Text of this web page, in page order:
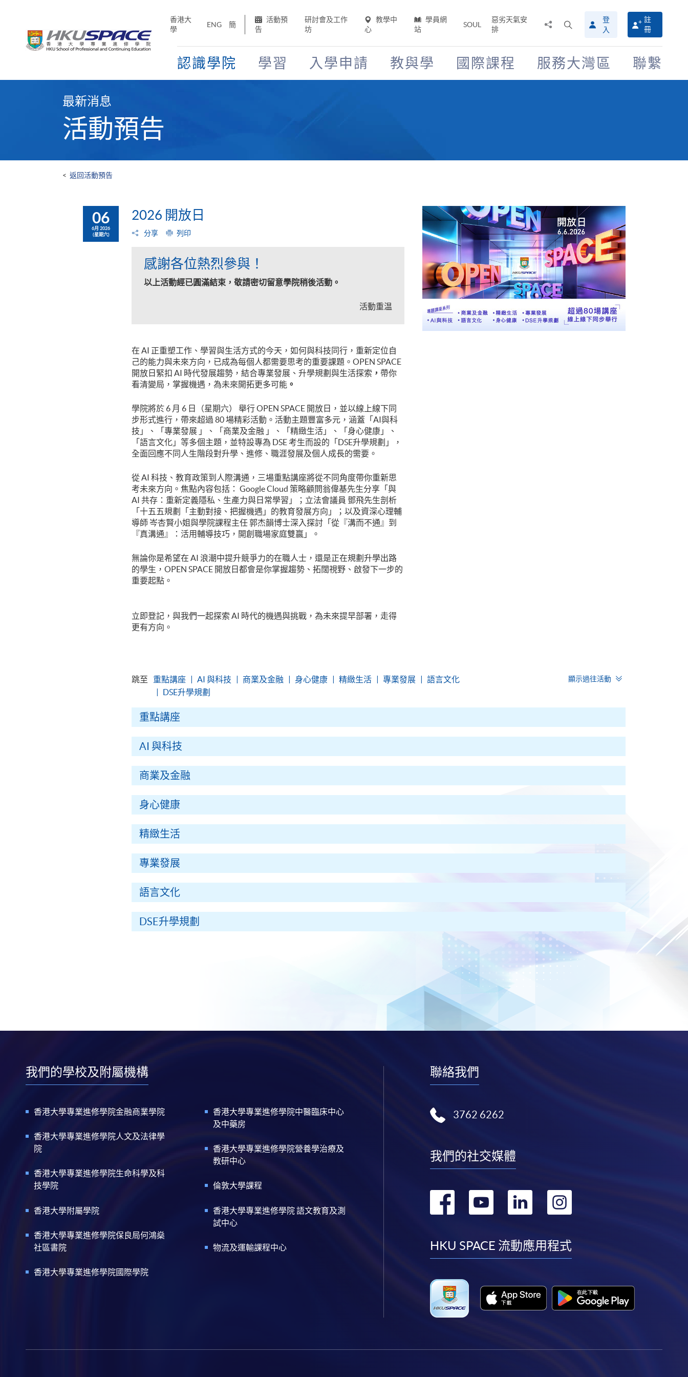
香港大
學
ENG 簡
活動預
告
研討會及工作
坊
教學中
心
學員網
站
SOUL
惡劣天氣安
排
搜
尋
介
面
登
入
註
冊
認識學院 學習 入學申請 教與學 國際課程 服務大灣區 聯繫
最新消息
活動預告
< 返回活動預告
06
6月 2026
(星期六)
2026 開放日
分享 列印
感謝各位熱烈參與！
以上活動經已圓滿結束，敬請密切留意學院稍後活動。
活動重温
在 AI 正重塑工作、學習與生活方式的今天，如何與科技同行，重新定位自
己的能力與未來方向，已成為每個人都需要思考的重要課題。OPEN SPACE
開放日緊扣 AI 時代發展趨勢，結合專業發展、升學規劃與生活探索 ， 帶你
看清變局，掌握機遇，為未來開拓更多可能 。
學院將於 6 月 6 日（星期六） 舉行 OPEN SPACE 開放日，並以線上線下同
步形式進行，帶來超過 80 場精彩活動。活動主題豐富多元，涵蓋「AI與科
技」、「專業發展 」、「商業及金融 」、「精緻生活」、「身心健康」、
「語言文化」等多個主題，並特設專為 DSE 考生而設的「DSE升學規劃」，
全面回應不同人生階段對升學、進修、職涯發展及個人成長的需要。
從 AI 科技、教育政策到人際溝通，三場重點講座將從不同角度帶你重新思
考未來方向。焦點內容包括： Google Cloud 策略顧問翁偉基先生分享「與
AI 共存：重新定義隱私、生產力與日常學習」；立法會議員 鄧飛先生剖析
「十五五規劃「主動對接、把握機遇」的教育發展方向」；以及資深心理輔
導師 岑杏賢小姐與學院課程主任 郭杰韻博士深入探討「從『溝而不通』到
『真溝通』：活用輔導技巧，開創職場家庭雙贏」。
無論你是希望在 AI 浪潮中提升競爭力的在職人士，還是正在規劃升學出路
的學生，OPEN SPACE 開放日都會是你掌握趨勢、拓闊視野、啟發下一步的
重要起點。
立即登記，與我們一起探索 AI 時代的機遇與挑戰，為未來提早部署，走得
更有方向。
跳至 重點講座 AI 與科技 商業及金融 身心健康 精緻生活 專業發展
語言文化
DSE升學規劃
顯示過往活動
重點講座
AI 與科技
商業及金融
身心健康
精緻生活
專業發展
語言文化
DSE升學規劃
我們的學校及附屬機構
香港大學專業進修學院金融商業學院
香港大學專業進修學院人文及法律學
院
香港大學專業進修學院生命科學及科
技學院
香港大學附屬學院
香港大學專業進修學院保良局何鴻燊
社區書院
香港大學專業進修學院國際學院
香港大學專業進修學院中醫臨床中心
及中藥房
香港大學專業進修學院營養學治療及
教研中心
倫敦大學課程
香港大學專業進修學院 語文教育及測
試中心
物流及運輸課程中心
聯絡我們
3762 6262
我們的社交媒體
轉
facebook
轉
youtube
轉
linkedin
轉
instagram
HKU SPACE 流動應用程式